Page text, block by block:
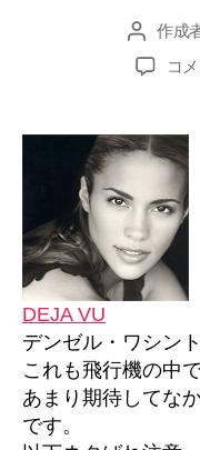
投
稿
者
作成
の
コ
DEJA VU
デンゼル・ワシン
これも飛行機の中
あまり期待してな
です。